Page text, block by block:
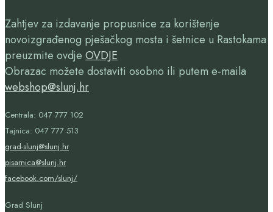
Zahtjev za izdavanje propusnice za korištenje
novoizgrađenog pješačkog mosta i šetnice u Rastokama
preuzmite ovdje OVDJE
Obrazac možete dostaviti osobno ili putem e-maila
webshop@slunj.hr
Centrala: 047 777 102
Tajnica: 047 777 513
grad-slunj@slunj.hr
pisarnica@slunj.hr
facebook.com/slunj/
Grad Slunj